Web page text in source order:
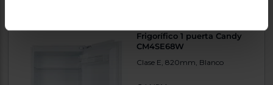
Frigorífico 1 puerta Candy
CM4SE68W
Clase E, 820mm, Blanco